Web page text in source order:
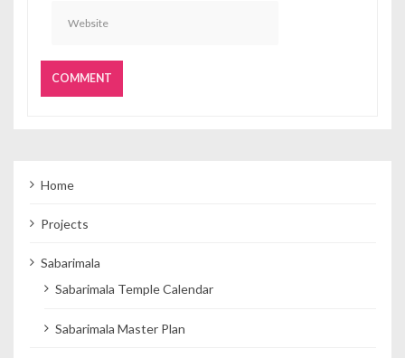
Home
Projects
Sabarimala
Sabarimala Temple Calendar
Sabarimala Master Plan